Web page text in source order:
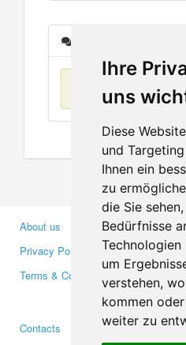
Ihre
uns
Diese
und
Ihnen ein
zu
die Sie
Bedürfnisse
um
verstehen,
kommen
weiter zu
No items found
About us
Privacy Policy
Terms & Conditions
Contacts